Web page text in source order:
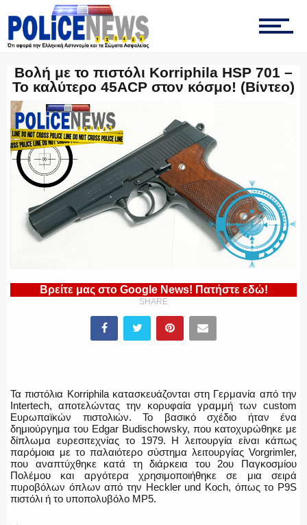
ΟΠΚΕ
ΟΜΑΔΑ “Ζ”
ΕΛΛΗΝΙΚΗ ΑΣΤΥΝΟΜΙΑ
ΠΥΡΟΣΒΕΣΤΙΚΗ
ΛΙΜΕΝΙΚΟ
Βολή με το πιστόλι Korriphila HSP 701 –
Το καλύτερο 45ACP στον κόσμο! (Βίντεο)
Βρείτε μας στο Google News! Πατήστε εδώ!
SHARE
Τα πιστόλια Korriphila κατασκευάζονται στη Γερμανία από την
Intertech, αποτελώντας την κορυφαία γραμμή των custom
Ευρωπαϊκών πιστολιών. Το βασικό σχέδιο ήταν ένα
δημιούργημα του Edgar Budischowsky, που κατοχυρώθηκε με
δίπλωμα ευρεσιτεχνίας το 1979. Η λειτουργία είναι κάπως
παρόμοια με το παλαιότερο σύστημα λειτουργίας Vorgrimler,
που αναπτύχθηκε κατά τη διάρκεια του 2ου Παγκοσμίου
Πολέμου και αργότερα χρησιμοποιήθηκε σε μια σειρά
πυροβόλων όπλων από την Heckler und Koch, όπως το P9S
πιστόλι ή το υποπολυβόλο MP5.